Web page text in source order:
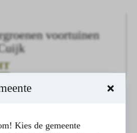
voortuinen
Kies de gemeente